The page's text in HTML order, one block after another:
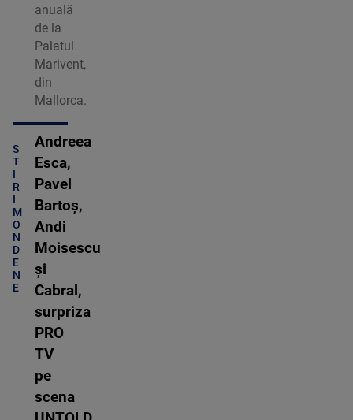
anuală
de la
Palatul
Marivent,
din
Mallorca.
S
T
I
R
I
M
O
N
D
E
N
E
Andreea
Esca,
Pavel
Bartoș,
Andi
Moisescu
și
Cabral,
surpriza
PRO
TV
pe
scena